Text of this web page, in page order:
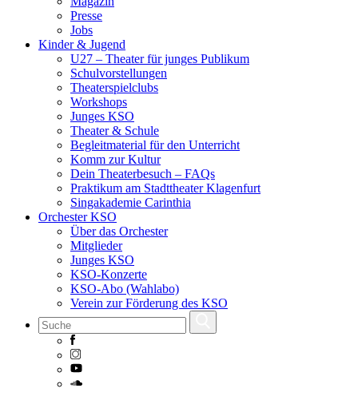
Presse
Jobs
Kinder & Jugend
U27 – Theater für junges Publikum
Schulvorstellungen
Theaterspielclubs
Workshops
Junges KSO
Theater & Schule
Begleitmaterial für den Unterricht
Komm zur Kultur
Dein Theaterbesuch – FAQs
Praktikum am Stadttheater Klagenfurt
Singakademie Carinthia
Orchester KSO
Über das Orchester
Mitglieder
Junges KSO
KSO-Konzerte
KSO-Abo (Wahlabo)
Verein zur Förderung des KSO